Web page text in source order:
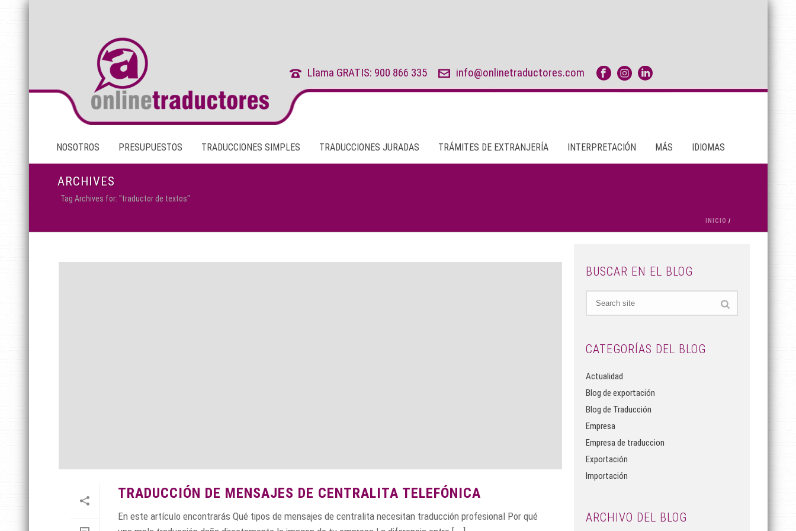
Llama GRATIS: 900 866 335 info@onlinetraductores.com
NOSOTROS PRESUPUESTOS TRADUCCIONES SIMPLES TRADUCCIONES JURADAS TRÁMITES DE EXTRANJERÍA INTERPRETACIÓN MÁS IDIOMAS
ARCHIVES
Tag Archives for: "traductor de textos"
INICIO /
TRADUCCIÓN DE MENSAJES DE CENTRALITA TELEFÓNICA
En este artículo encontrarás Qué tipos de mensajes de centralita necesitan traducción profesional Por qué
BUSCAR EN EL BLOG
CATEGORÍAS DEL BLOG
Actualidad
Blog de exportación
Blog de Traducción
Empresa
Empresa de traduccion
Exportación
Importación
ARCHIVO DEL BLOG